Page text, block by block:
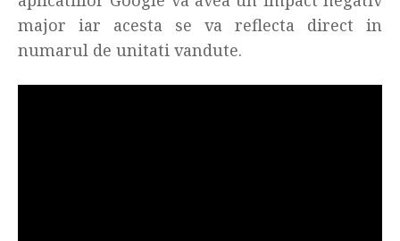
major iar acesta se va reflecta direct in
numarul de unitati vandute.